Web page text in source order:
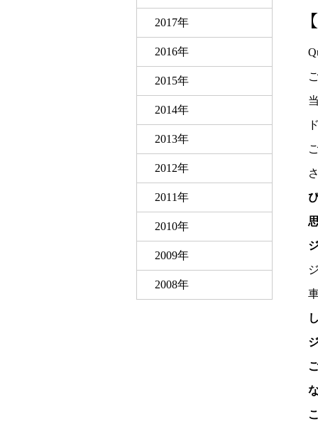
2017年
2016年
2015年
2014年
2013年
2012年
2011年
2010年
2009年
2008年